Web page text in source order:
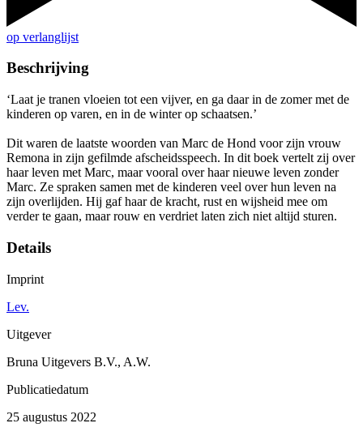
op verlanglijst
Beschrijving
‘Laat je tranen vloeien tot een vijver, en ga daar in de zomer met de
kinderen op varen, en in de winter op schaatsen.’
Dit waren de laatste woorden van Marc de Hond voor zijn vrouw
Remona in zijn gefilmde afscheidsspeech. In dit boek vertelt zij over
haar leven met Marc, maar vooral over haar nieuwe leven zonder
Marc. Ze spraken samen met de kinderen veel over hun leven na
zijn overlijden. Hij gaf haar de kracht, rust en wijsheid mee om
verder te gaan, maar rouw en verdriet laten zich niet altijd sturen.
Details
Imprint
Lev.
Uitgever
Bruna Uitgevers B.V., A.W.
Publicatiedatum
25 augustus 2022